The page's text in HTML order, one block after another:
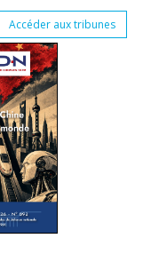
Accéder aux tribunes